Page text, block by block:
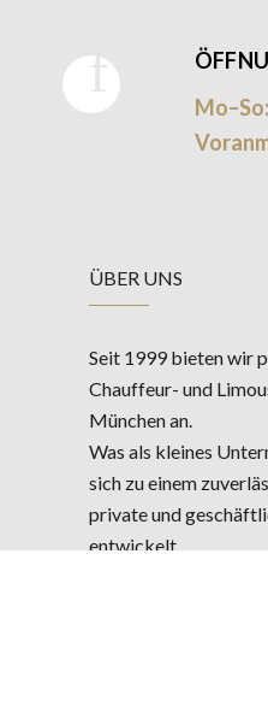
ÜBER UNS
Seit 1999 bieten wir
Chauffeur- und
München an.
Was als kleines
sich zu einem
private und
entwickelt.